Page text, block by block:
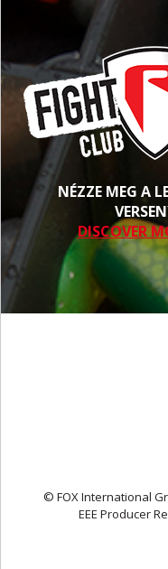
NÉZZE MEG A
DISCOVER
© FOX International
EEE Producer